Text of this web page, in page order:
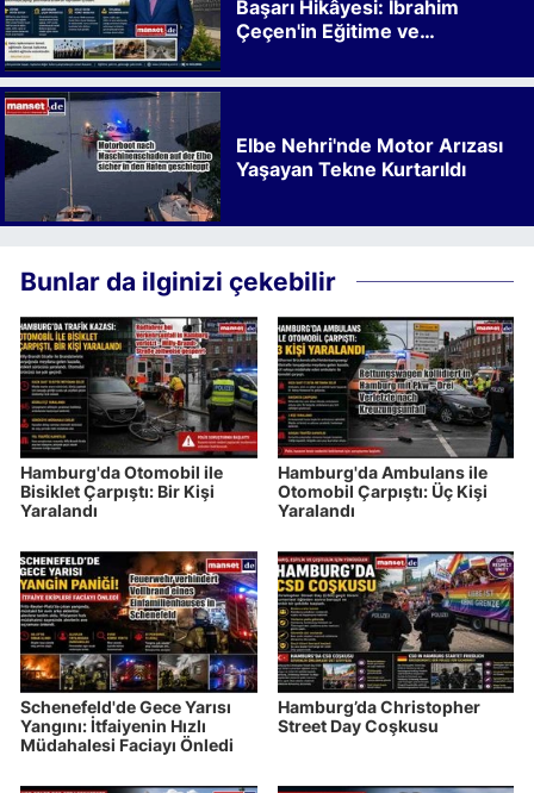
Başarı Hikâyesi: İbrahim
Çeçen'in Eğitime ve
Elbe Nehri'nde Motor Arızası
Yaşayan Tekne Kurtarıldı
Bunlar da ilginizi çekebilir
Hamburg'da Otomobil ile
Bisiklet Çarpıştı: Bir Kişi
Yaralandı
Hamburg'da Ambulans ile
Otomobil Çarpıştı: Üç Kişi
Yaralandı
Schenefeld'de Gece Yarısı
Yangını: İtfaiyenin Hızlı
Müdahalesi Faciayı Önledi
Hamburg’da Christopher
Street Day Coşkusu